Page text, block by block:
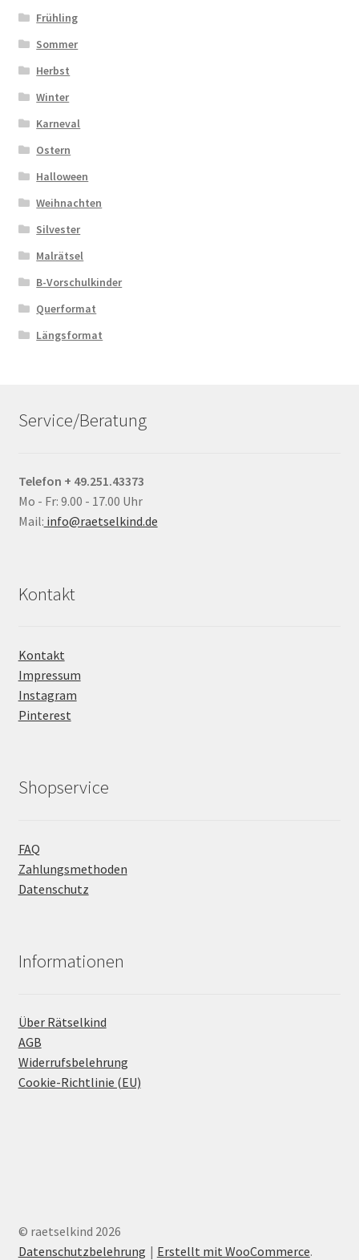
Frühling
Sommer
Herbst
Winter
Karneval
Ostern
Halloween
Weihnachten
Silvester
Malrätsel
B-Vorschulkinder
Querformat
Längsformat
Service/Beratung
Telefon + 49.251.43373
Mo - Fr: 9.00 - 17.00 Uhr
Mail: info@raetselkind.de
Kontakt
Kontakt
Impressum
Instagram
Pinterest
Shopservice
FAQ
Zahlungsmethoden
Datenschutz
Informationen
Über Rätselkind
AGB
Widerrufsbelehrung
Cookie-Richtlinie (EU)
© raetselkind 2026
Datenschutzbelehrung
Erstellt mit WooCommerce.